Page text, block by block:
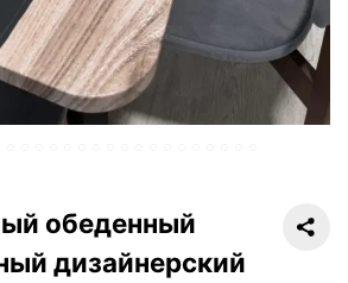
обеденный
дизайнерский